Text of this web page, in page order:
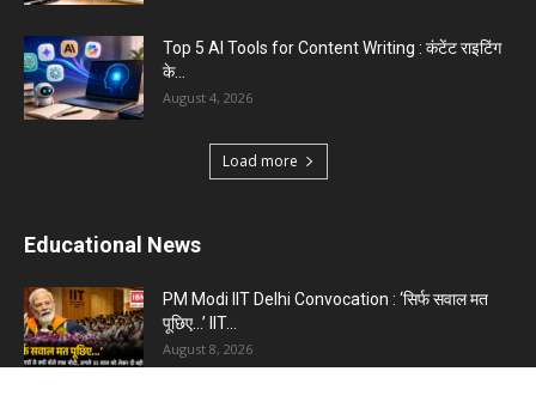
Top 5 AI Tools for Content Writing : कंटेंट राइटिंग
के...
August 4, 2026
Load more
Educational News
PM Modi IIT Delhi Convocation : ‘सिर्फ सवाल मत
पूछिए…’ IIT...
August 8, 2026